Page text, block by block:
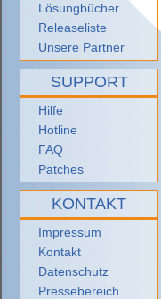
Lösungbücher
Releaseliste
Unsere Partner
SUPPORT
Hilfe
Hotline
FAQ
Patches
KONTAKT
Impressum
Kontakt
Datenschutz
Pressebereich